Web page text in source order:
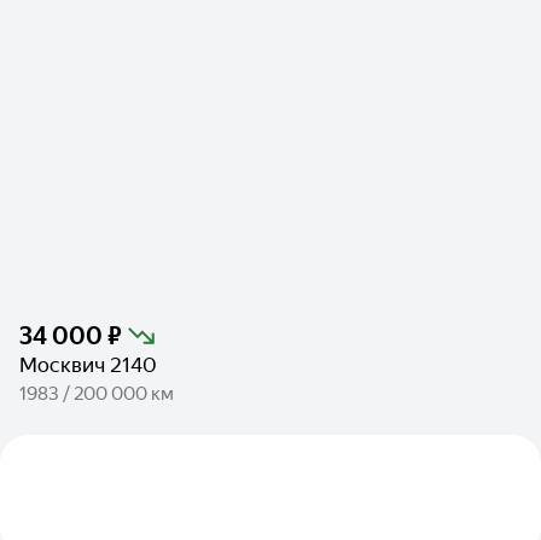
34 000 ₽
Москвич 2140
1983 / 200 000 км